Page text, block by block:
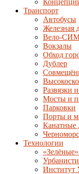
Транспорт
Автобусы
Железная
Вело-
Вокзалы
Обход
Дублер
Развязки
Мосты и
Парковки
Порты и
Канатные
Технологии
Институт